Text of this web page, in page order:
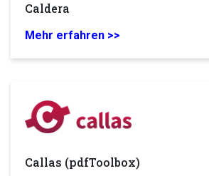
Caldera
Mehr erfahren >>
Callas (pdfToolbox)